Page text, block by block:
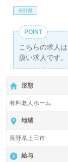
長野県
POINT
こちらの求人
扱い求人です。
詳細に関して
【無料】で皆
形態
有料老人ホーム
地域
長野県上田市
給与